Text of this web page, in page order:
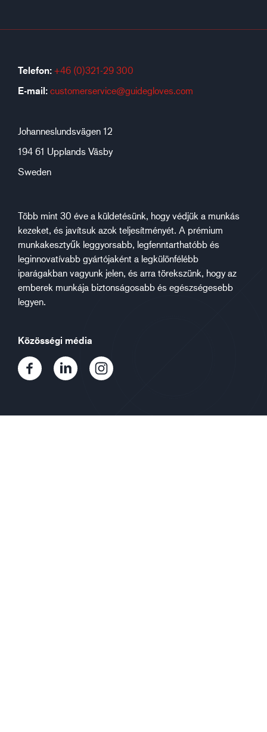
Telefon: +46 (0)321-29 300
E-mail: customerservice@guidegloves.com
Johanneslundsvägen 12
194 61 Upplands Väsby
Sweden
Több mint 30 éve a küldetésünk, hogy védjük a munkás
kezeket, és javítsuk azok teljesítményét. A prémium
munkakesztyűk leggyorsabb, legfenntarthatóbb és
leginnovatívabb gyártójaként a legkülönfélébb
iparágakban vagyunk jelen, és arra törekszünk, hogy az
emberek munkája biztonságosabb és egészségesebb
legyen.
Közösségi média